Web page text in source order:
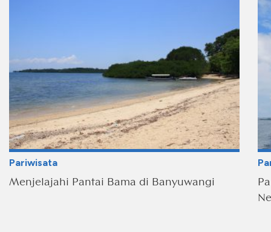
Pariwisata
Menjelajahi Pantai Bama di Banyuwangi